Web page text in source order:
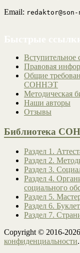
Email:
Вступительное
Правовая
Общие
СОННЭТ
Методическая
Наши авторы
Отзывы
Библиотека
Раздел 1.
Раздел 2.
Раздел 3.
Раздел 4.
социального
Раздел 5.
Раздел 6.
Раздел 7.
Copyright © 2016-2026
конфиденциальности